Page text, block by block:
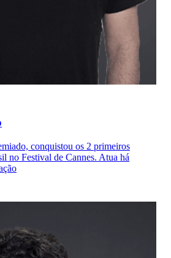
conquistou os 2 primeiros
no Festival de Cannes. Atua há